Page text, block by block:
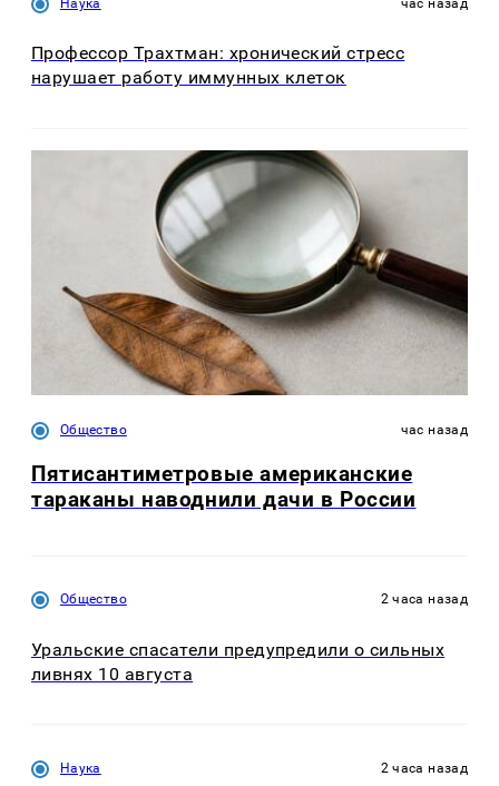
Наука час назад
Профессор Трахтман: хронический стресс
нарушает работу иммунных клеток
Общество час назад
Пятисантиметровые американские
тараканы наводнили дачи в России
Общество 2 часа назад
Уральские спасатели предупредили о сильных
ливнях 10 августа
Наука 2 часа назад